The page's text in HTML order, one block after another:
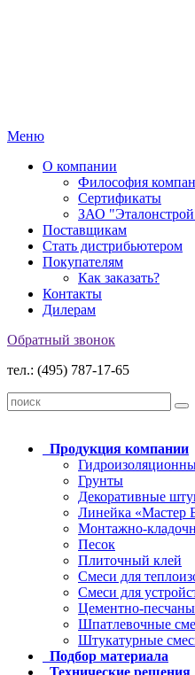
Меню
О компании
Философия
Сертификаты
ЗАО
Поставщикам
Стать дистрибьютером
Покупателям
Как заказать?
Контакты
Дилерам
Обратный звонок
тел.: (495) 787-17-65
Продукция компании
Грунты
Декоративные
Линейка «Мастер
Монтажно-
Песок
Плиточный клей
Смеси для
Смеси для
Цементно-
Шпатлевочные
Штукатурные
Подбор материала
Технические решения